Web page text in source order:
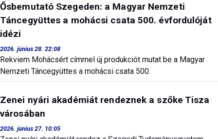
Ősbemutató Szegeden: a Magyar Nemzeti
Táncegyüttes a mohácsi csata 500. évfordulóját
idézi
2026. június 28. 22:08
Rekviem Mohácsért címmel új produkciót mutat be a Magyar
Nemzeti Táncegyüttes a mohácsi csata 500.
Zenei nyári akadémiát rendeznek a szőke Tisza
városában
2026. június 27. 10:05